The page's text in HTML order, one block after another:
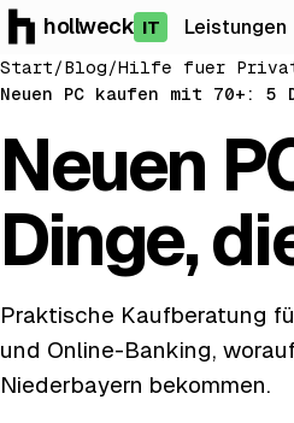
hollweck IT Leistungen
Start/Blog/Hilfe fuer
Neuen PC kaufen mit 70+:
Neuen
Dinge,
Praktische Kaufberatung
und Online-Banking,
Niederbayern bekommen.